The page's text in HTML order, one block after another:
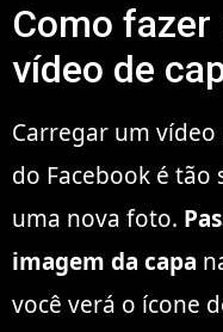
Como fazer
vídeo de
Carregar um
do Facebook é
uma nova foto.
imagem da capa
você verá o ícone